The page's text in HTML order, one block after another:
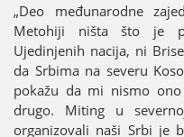
„Deo međunarodne
Metohiјi ništa što јe
Uјedinjenih naciјa, ni
da Srbima na severu
pokažu da mi nismo
drugo. Miting u
organizovali naši Srbi јe